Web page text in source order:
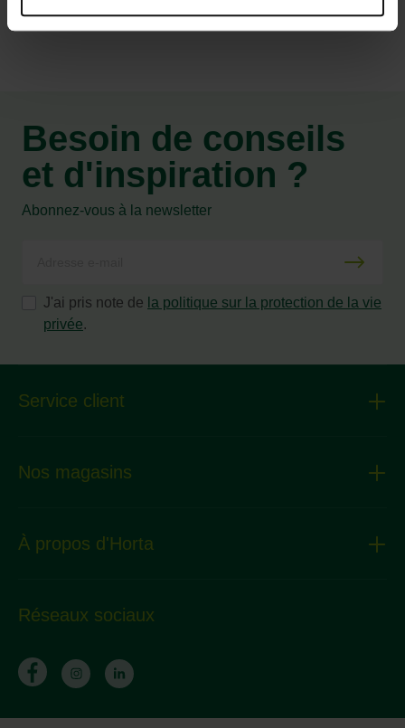
Besoin de conseils
et d'inspiration ?
Abonnez-vous à la newsletter
J'ai pris note de la politique sur la protection de la vie
privée.
Service client
Nos magasins
À propos d'Horta
Réseaux sociaux